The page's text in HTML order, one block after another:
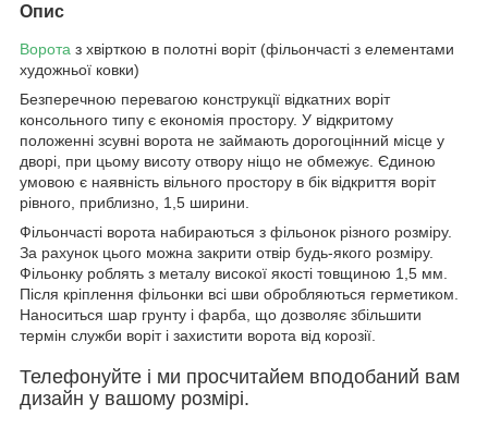
Опис
Ворота з хвірткою в полотні воріт (фільончасті з елементами
художньої ковки)
Безперечною перевагою конструкції відкатних воріт
консольного типу є економія простору. У відкритому
положенні зсувні ворота не займають дорогоцінний місце у
дворі, при цьому висоту отвору ніщо не обмежує. Єдиною
умовою є наявність вільного простору в бік відкриття воріт
рівного, приблизно, 1,5 ширини.
Фільончасті ворота набираються з фільонок різного розміру.
За рахунок цього можна закрити отвір будь-якого розміру.
Фільонку роблять з металу високої якості товщиною 1,5 мм.
Після кріплення фільонки всі шви обробляються герметиком.
Наноситься шар грунту і фарба, що дозволяє збільшити
термін служби воріт і захистити ворота від корозії.
Телефонуйте і ми просчитайем вподобаний вам
дизайн у вашому розмірі.